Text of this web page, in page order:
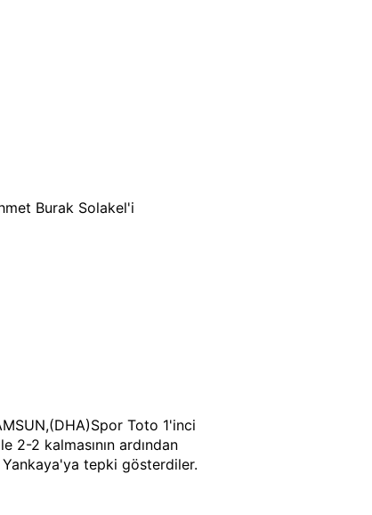
Burak Solakel'i
Toto 1'inci
2-2 kalmasının ardından
Yankaya'ya tepki gösterdiler.